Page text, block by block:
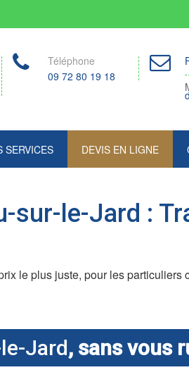
Téléphone
09 72 80 19 18
SERVICES DEVIS EN LIGNE
sur-le-Jard :
le plus juste, pour les particuliers
Jard, sans vous